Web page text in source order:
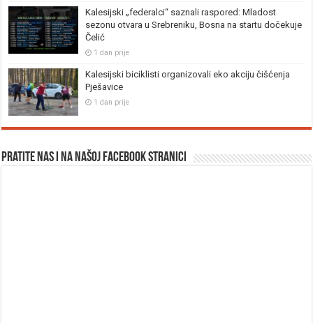
Kalesijski „federalci“ saznali raspored: Mladost
sezonu otvara u Srebreniku, Bosna na startu dočekuje
Čelić
1 dan prije
Kalesijski biciklisti organizovali eko akciju čišćenja
Pješavice
1 dan prije
Pratite nas i na našoj facebook stranici